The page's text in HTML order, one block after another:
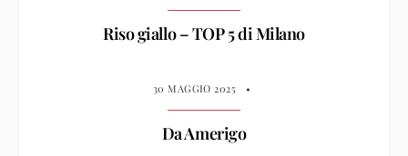
Riso giallo – TOP 5 di Milano
30 MAGGIO 2025 •
Da Amerigo